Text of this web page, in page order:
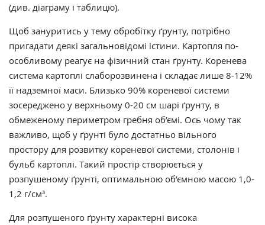
(див. діаграму і таблицю).
Щоб зануритись у тему обробітку ґрунту, потрібно
пригадати деякі загальновідомі істини. Картопля по-
особливому реагує на фізичний стан ґрунту. Коренева
система картоплі слаборозвинена і складає лише 8-12%
її надземної маси. Близько 90% кореневої системи
зосереджено у верхньому 0-20 см шарі ґрунту, в
обмеженому периметром гребня об’ємі. Ось чому так
важливо, щоб у ґрунті було достатньо вільного
простору для розвитку кореневої системи, столонів і
бульб картоплі. Такий простір створюється у
розпушеному ґрунті, оптимальною об’ємною масою 1,0-
1,2 г/см³.
Для розпушеного ґрунту характерні висока